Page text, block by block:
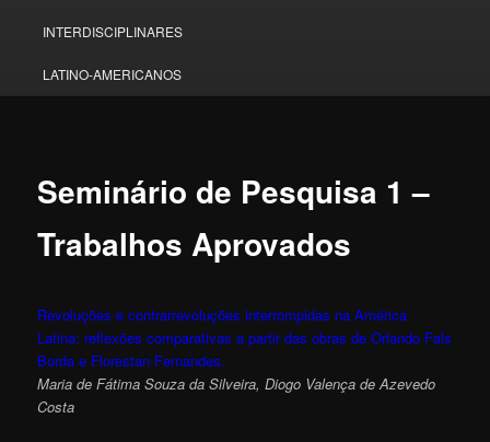
INTERDISCIPLINARES
LATINO-AMERICANOS
Seminário de Pesquisa 1 –
Trabalhos Aprovados
Revoluções e contrarrevoluções interrompidas na América
Latina: reflexões comparativas a partir das obras de Orlando Fals
Borda e Florestan Fernandes.
Maria de Fátima Souza da Silveira, Diogo Valença de Azevedo
Costa